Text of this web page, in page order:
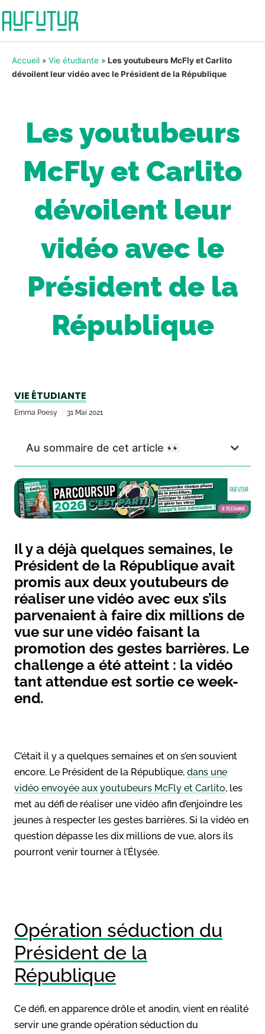
Accueil » Vie étudiante » Les youtubeurs McFly et Carlito
dévoilent leur vidéo avec le Président de la République
Les youtubeurs
McFly et Carlito
dévoilent leur
vidéo avec le
Président de la
République
VIE ÉTUDIANTE
Emma Poesy 31 Mai 2021
Au sommaire de cet article 👀
Il y a déjà quelques semaines, le
Président de la République avait
promis aux deux youtubeurs de
réaliser une vidéo avec eux s’ils
parvenaient à faire dix millions de
vue sur une vidéo faisant la
promotion des gestes barrières. Le
challenge a été atteint : la vidéo
tant attendue est sortie ce week-
end.
C’était il y a quelques semaines et on s’en souvient
encore. Le Président de la République, dans une
vidéo envoyée aux youtubeurs McFly et Carlito, les
met au défi de réaliser une vidéo afin d’enjoindre les
jeunes à respecter les gestes barrières. Si la vidéo en
question dépasse les dix millions de vue, alors ils
pourront venir tourner à l’Élysée.
Opération séduction du
Président de la
République
Ce défi, en apparence drôle et anodin, vient en réalité
servir une grande opération séduction du